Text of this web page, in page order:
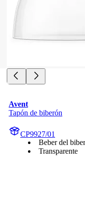
Avent
Tapón de biberón
CP9927/01
Beber del
Transparente